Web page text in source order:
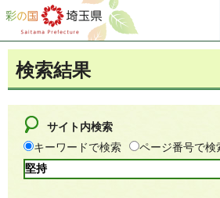
彩の国 埼玉県
検索結果
サイト内検索
キーワードで検索
ページ番号で検